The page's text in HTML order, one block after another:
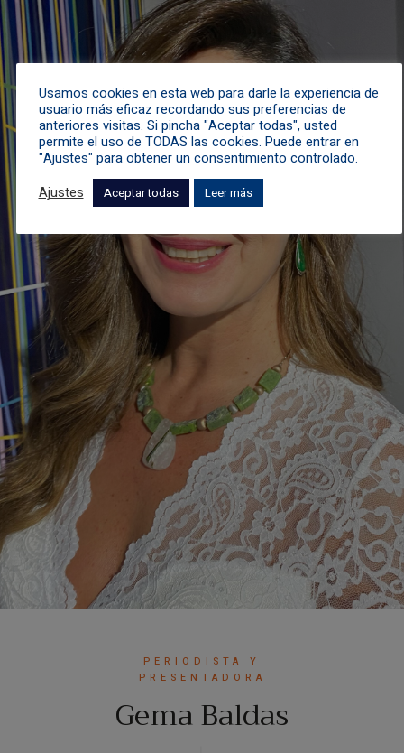
PERIODISTA Y
PRESENTADORA
Gema Baldas
Usamos cookies en esta web para darle la experiencia de
usuario más eficaz recordando sus preferencias de
anteriores visitas. Si pincha "Aceptar todas", usted
permite el uso de TODAS las cookies. Puede entrar en
"Ajustes" para obtener un consentimiento controlado.
Ajustes
Aceptar todas Leer más